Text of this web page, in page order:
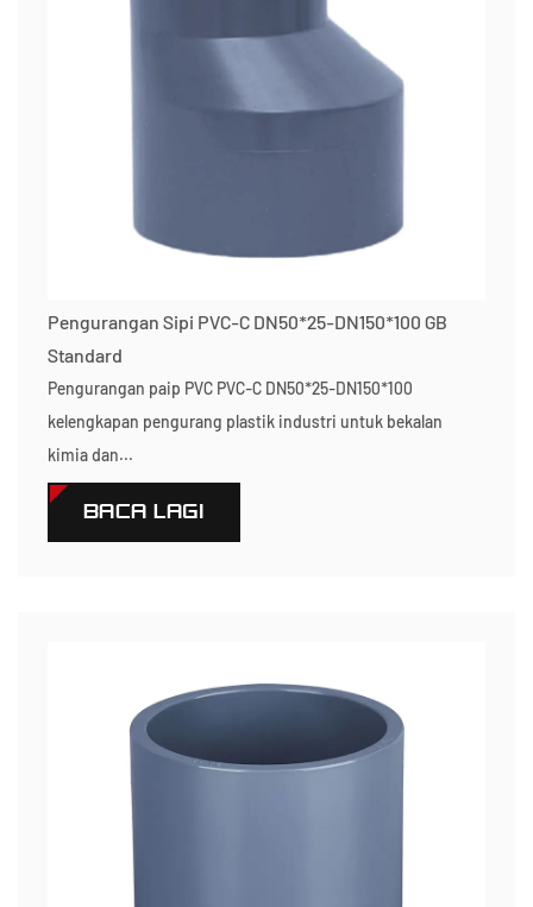
Pengurangan Sipi PVC-C DN50*25-DN150*100 GB
Standard
Pengurangan paip PVC PVC-C DN50*25-DN150*100
kelengkapan pengurang plastik industri untuk bekalan
kimia dan...
BACA LAGI